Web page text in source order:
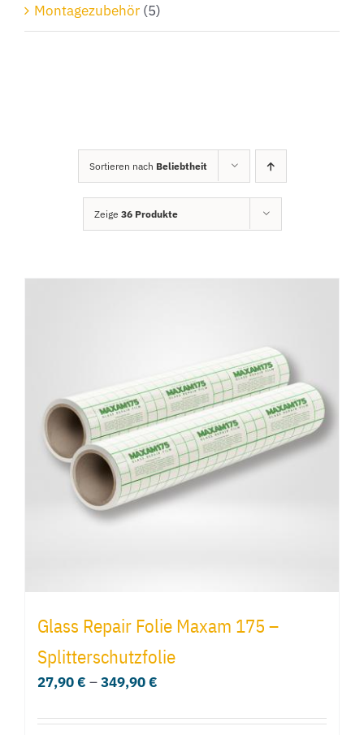
Sortieren nach Beliebtheit
Zeige 36 Produkte
Glass Repair Folie Maxam 175 –
Splitterschutzfolie
27,90€ –349,90€
Montagezubehör (5)